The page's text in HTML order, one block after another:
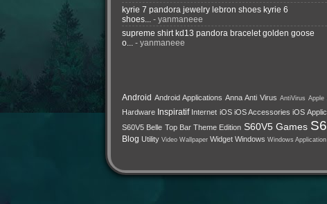
kyrie 7 pandora jewelry lebron shoes kyrie 6
shoes...
- yanmaneee
supreme shirt kd13 pandora bracelet golden goose
o...
- yanmaneee
Android Android Applications Anna Anti Virus AntiVirus Apple
Hardware Inspiratif Internet iOS iOS Accessories iOS
S60V5 Belle Top Bar Theme Edition S60V5 Games
Blog Utility Video Wallpaper Widget Windows Windows Application